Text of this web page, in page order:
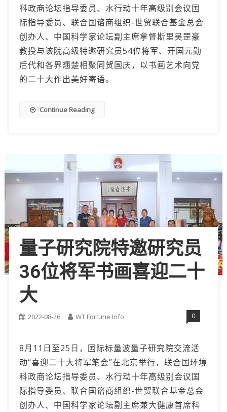
科政商论坛指导委员、水行动十年高级别会议国
际指导委员、联合国谘商组织-世贸联合基金总会
创办人、中国科学家论坛副主席拿督斯里吴罡豪
教授与该院高级特邀研究员54位将军、开国元勋
后代和各界翘楚相聚同贺国庆，以书画艺术向党
的二十大作出美好寄语。
Continue Reading
量子研究院特邀研究员
36位将军书画喜迎二十
大
2022-08-26 WT Fortune Info 0
8月11日至25日，国际标量波量子研究院交流活
动“喜迎二十大将军笔会”在北京举行，联合国环境
科政商论坛指导委员、水行动十年高级别会议国
际指导委员、联合国谘商组织-世贸联合基金总会
创办人、中国科学家论坛副主席兼大健康首席科